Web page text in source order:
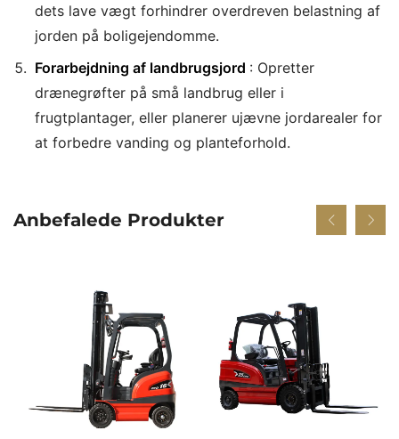
dets lave vægt forhindrer overdreven belastning af
jorden på boligejendomme.
Forarbejdning af landbrugsjord : Opretter
drænegrøfter på små landbrug eller i
frugtplantager, eller planerer ujævne jordarealer for
at forbedre vanding og planteforhold.
Anbefalede Produkter